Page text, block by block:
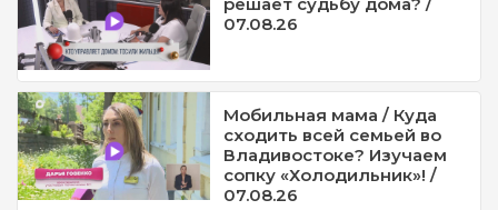
07.08.26
Мобильная мама / Куда
сходить всей семьей во
Владивостоке? Изучаем
сопку «Холодильник»! /
07.08.26